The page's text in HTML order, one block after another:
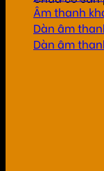
Âm thanh
Dàn âm
Dàn âm